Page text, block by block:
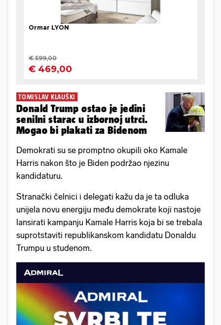
TOMISLAV KLAUŠKI
Donald Trump ostao je jedini
senilni starac u izbornoj utrci.
Mogao bi plakati za Bidenom
Demokrati su se promptno okupili oko Kamale
Harris nakon što je Biden podržao njezinu
kandidaturu.
Stranački čelnici i delegati kažu da je ta odluka
unijela novu energiju među demokrate koji nastoje
lansirati kampanju Kamale Harris koja bi se trebala
suprotstaviti republikanskom kandidatu Donaldu
Trumpu u studenom.